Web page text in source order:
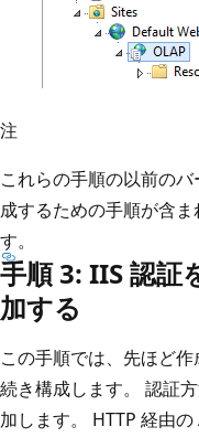
注
これらの手順の以前の
成するための手順が含
す。
手順 3: IIS 認証
加する
この手順では、先ほど
続き構成します。 認証
加します。 HTTP 経由